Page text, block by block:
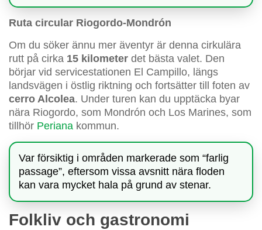
Ruta circular Riogordo-Mondrón
Om du söker ännu mer äventyr är denna cirkulära
rutt på cirka 15 kilometer det bästa valet. Den
börjar vid servicestationen El Campillo, längs
landsvägen i östlig riktning och fortsätter till foten av
cerro Alcolea. Under turen kan du upptäcka byar
nära Riogordo, som Mondrón och Los Marines, som
tillhör Periana kommun.
Var försiktig i områden markerade som “farlig
passage”, eftersom vissa avsnitt nära floden
kan vara mycket hala på grund av stenar.
Folkliv och gastronomi